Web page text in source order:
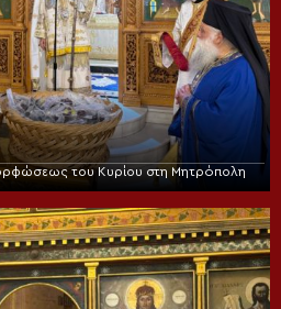
του Κυρίου στη Μητρόπολη